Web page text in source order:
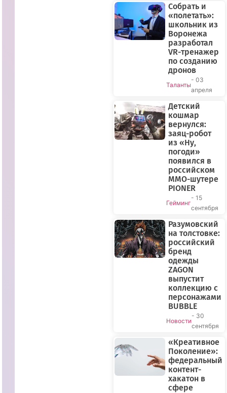
Собрать и
«полетать»:
школьник из
Воронежа
разработал
VR-тренажер
по созданию
дронов
Таланты
- 03
апреля
Детский
кошмар
вернулся:
заяц-робот
из «Ну,
погоди»
появился в
российском
MMO-шутере
PIONER
Гейминг
- 15
сентября
Разумовский
на толстовке:
российский
бренд
одежды
ZAGON
выпустит
коллекцию с
персонажами
BUBBLE
Новости
- 30
сентября
«Креативное
Поколение»:
федеральный
контент-
хакатон в
сфере